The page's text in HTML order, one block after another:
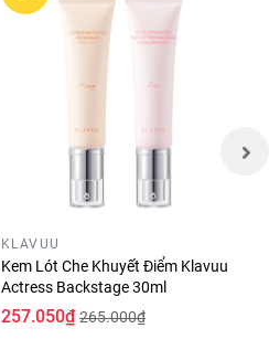
KLAVUU
Kem Lót Che Khuyết Điểm Klavuu
Actress Backstage 30ml
257.050₫ 265.000₫